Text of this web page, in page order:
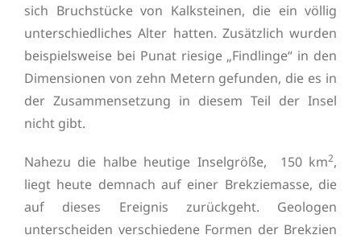
sich Bruchstücke von Kalksteinen, die ein völlig
unterschiedliches Alter hatten. Zusätzlich wurden
beispielsweise bei Punat riesige „Findlinge“ in den
Dimensionen von zehn Metern gefunden, die es in
der Zusammensetzung in diesem Teil der Insel
nicht gibt.
Nahezu die halbe heutige Inselgröße, 150 km2,
liegt heute demnach auf einer Brekziemasse, die
auf dieses Ereignis zurückgeht. Geologen
unterscheiden verschiedene Formen der Brekzien